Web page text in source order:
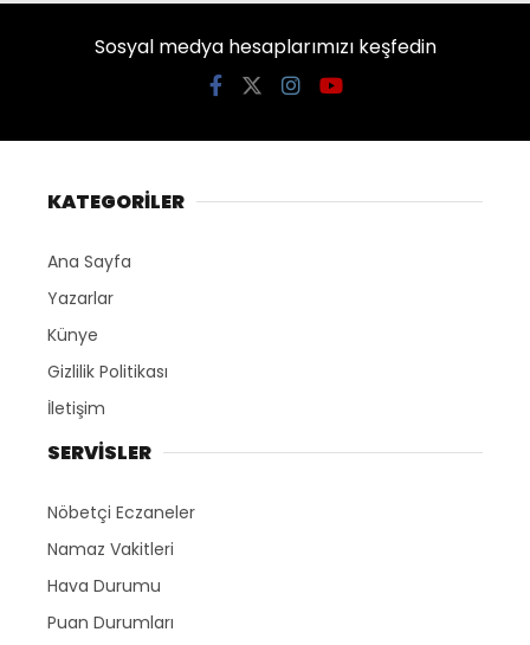
Sosyal medya hesaplarımızı keşfedin
KATEGORİLER
Ana Sayfa
Yazarlar
Künye
Gizlilik Politikası
İletişim
SERVİSLER
Nöbetçi Eczaneler
Namaz Vakitleri
Hava Durumu
Puan Durumları